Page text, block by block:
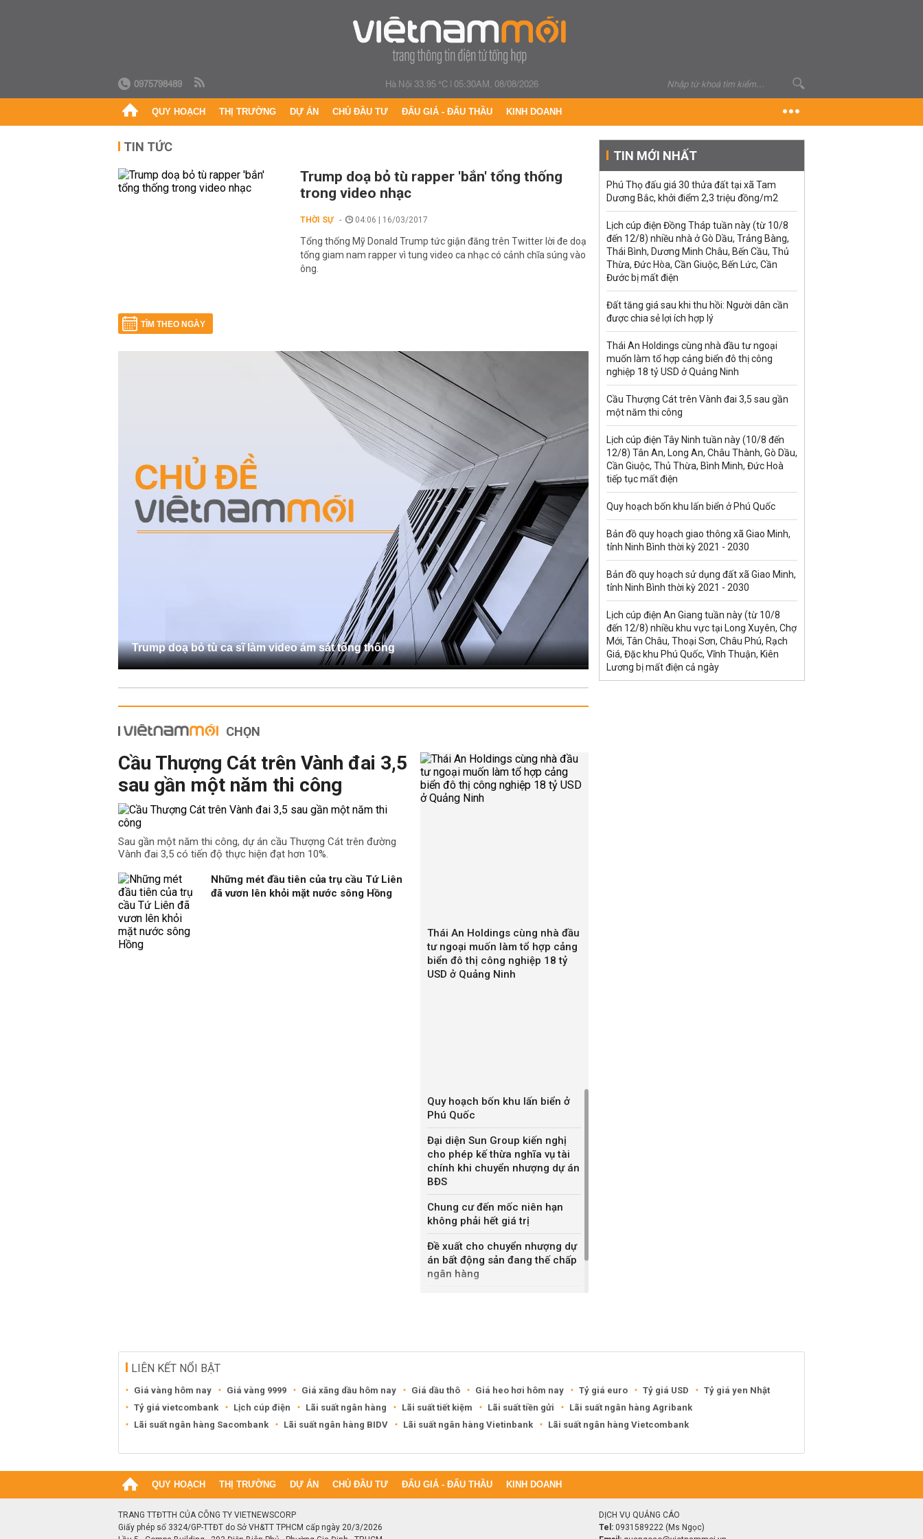
0975798489 Hà Nội 33.95 °C|05:30AM, 08/08/2026
QUY HOẠCH THỊ TRƯỜNG DỰ ÁN CHỦ ĐẦU TƯ ĐẤU GIÁ - ĐẤU THẦU KINH DOANH
TIN TỨC
Trump doạ bỏ tù rapper 'bắn' tổng thống
trong video nhạc
THỜI SỰ 04:06 | 16/03/2017
Tổng thống Mỹ Donald Trump tức giận đăng trên Twitter lời đe doạ
tống giam nam rapper vì tung video ca nhạc có cảnh chĩa súng vào
ông.
TÌM THEO NGÀY
Trump doạ bỏ tù ca sĩ làm video ám sát tổng thống
CHỌN
Cầu Thượng Cát trên Vành đai 3,5
sau gần một năm thi công
Sau gần một năm thi công, dự án cầu Thượng Cát trên đường
Vành đai 3,5 có tiến độ thực hiện đạt hơn 10%.
Những mét đầu tiên của trụ cầu Tứ Liên
đã vươn lên khỏi mặt nước sông Hồng
Thái An Holdings cùng nhà đầu
tư ngoại muốn làm tổ hợp cảng
biển đô thị công nghiệp 18 tỷ
USD ở Quảng Ninh
Quy hoạch bốn khu lấn biển ở
Phú Quốc
Đại diện Sun Group kiến nghị
cho phép kế thừa nghĩa vụ tài
chính khi chuyển nhượng dự án
BĐS
Chung cư đến mốc niên hạn
không phải hết giá trị
Đề xuất cho chuyển nhượng dự
án bất động sản đang thế chấp
ngân hàng
TIN MỚI NHẤT
Phú Thọ đấu giá 30 thửa đất tại xã Tam
Dương Bắc, khởi điểm 2,3 triệu đồng/m2
Lịch cúp điện Đồng Tháp tuần này (từ 10/8
đến 12/8) nhiều nhà ở Gò Dầu, Trảng Bàng,
Thái Bình, Dương Minh Châu, Bến Cầu, Thủ
Thừa, Đức Hòa, Cần Giuộc, Bến Lức, Cần
Đước bị mất điện
Đất tăng giá sau khi thu hồi: Người dân cần
được chia sẻ lợi ích hợp lý
Thái An Holdings cùng nhà đầu tư ngoại
muốn làm tổ hợp cảng biển đô thị công
nghiệp 18 tỷ USD ở Quảng Ninh
Cầu Thượng Cát trên Vành đai 3,5 sau gần
một năm thi công
Lịch cúp điện Tây Ninh tuần này (10/8 đến
12/8) Tân An, Long An, Châu Thành, Gò Dầu,
Cần Giuộc, Thủ Thừa, Bình Minh, Đức Hoà
tiếp tục mất điện
Quy hoạch bốn khu lấn biển ở Phú Quốc
Bản đồ quy hoạch giao thông xã Giao Minh,
tỉnh Ninh Bình thời kỳ 2021 - 2030
Bản đồ quy hoạch sử dụng đất xã Giao Minh,
tỉnh Ninh Bình thời kỳ 2021 - 2030
Lịch cúp điện An Giang tuần này (từ 10/8
đến 12/8) nhiều khu vực tại Long Xuyên, Chợ
Mới, Tân Châu, Thoại Sơn, Châu Phú, Rạch
Giá, Đặc khu Phú Quốc, Vĩnh Thuận, Kiên
Lương bị mất điện cả ngày
LIÊN KẾT NỔI BẬT
Giá vàng hôm nay Giá vàng 9999 Giá xăng dầu hôm nay Giá dầu thô Giá heo hơi hôm nay Tỷ giá euro Tỷ giá USD
Tỷ giá yen Nhật
Tỷ giá vietcombank
Lịch cúp điện Lãi suất ngân hàng Lãi suất tiết kiệm Lãi suất tiền gửi
Lãi suất ngân hàng Agribank
Lãi suất ngân hàng Sacombank
Lãi suất ngân hàng BIDV Lãi suất ngân hàng Vietinbank Lãi suất ngân hàng Vietcombank
QUY HOẠCH THỊ TRƯỜNG DỰ ÁN CHỦ ĐẦU TƯ ĐẤU GIÁ - ĐẤU THẦU KINH DOANH
TRANG TTĐTTH CỦA CÔNG TY VIETNEWSCORP
Giấy phép số 3324/GP-TTĐT do Sở VH&TT TPHCM cấp ngày 20/3/2026
DỊCH VỤ QUẢNG CÁO
Tel: 0931589222 (Ms Ngọc)